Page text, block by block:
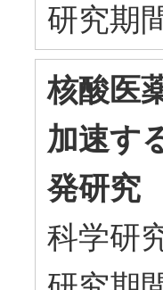
研究期
核酸医
加速す
発研究
科学研